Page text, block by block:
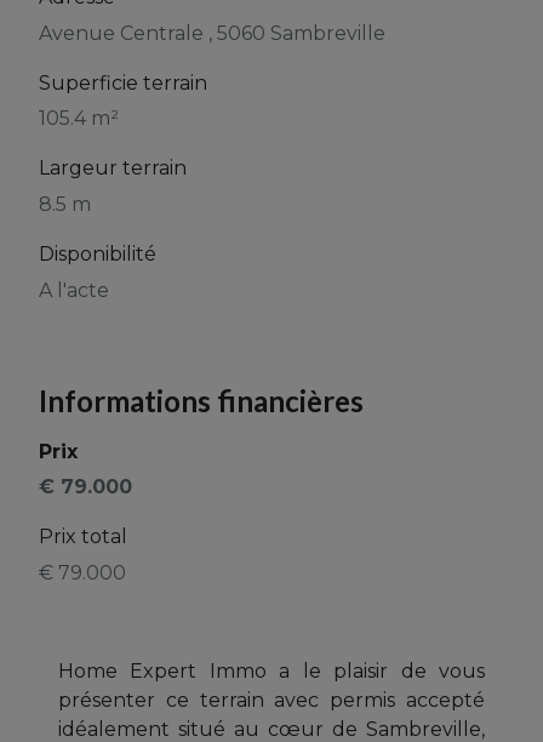
Avenue Centrale , 5060 Sambreville
Superficie terrain
105.4 m²
Largeur terrain
8.5 m
Disponibilité
A l'acte
Informations financières
Prix
€ 79.000
Prix total
€ 79.000
Home Expert Immo a le plaisir de vous
présenter ce terrain avec permis accepté
idéalement situé au cœur de Sambreville,